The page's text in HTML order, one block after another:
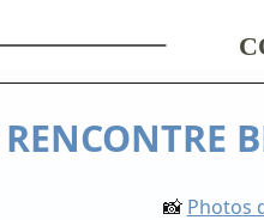
📸 Photos